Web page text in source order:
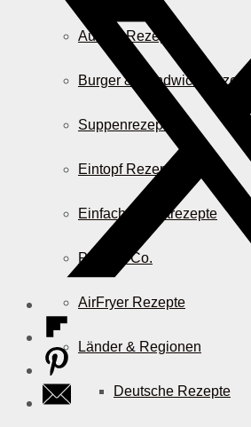
Auflauf Rezepte
Burger & Sandwich Rezepte
Suppenrezepte
Eintopf Rezepte
Einfache Salatrezepte
Pizza & Co.
AirFryer Rezepte
Länder & Regionen
Deutsche Rezepte